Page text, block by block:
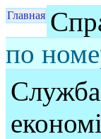
Главная
по
Служба